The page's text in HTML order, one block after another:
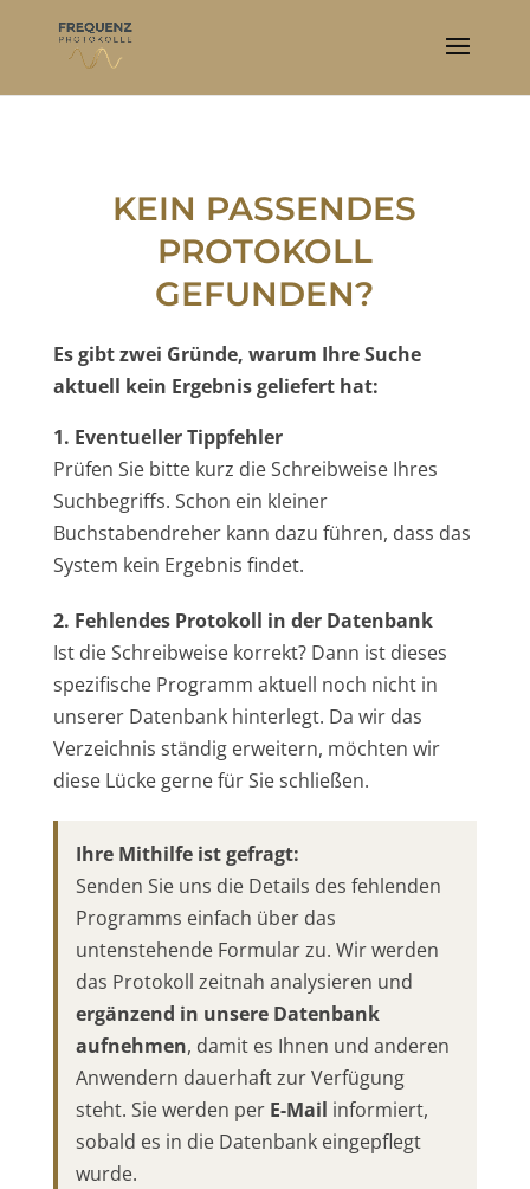
KEIN PASSENDES
PROTOKOLL
GEFUNDEN?
Es gibt zwei Gründe, warum Ihre Suche
aktuell kein Ergebnis geliefert hat:
1. Eventueller Tippfehler
Prüfen Sie bitte kurz die Schreibweise Ihres
Suchbegriffs. Schon ein kleiner
Buchstabendreher kann dazu führen, dass das
System kein Ergebnis findet.
2. Fehlendes Protokoll in der Datenbank
Ist die Schreibweise korrekt? Dann ist dieses
spezifische Programm aktuell noch nicht in
unserer Datenbank hinterlegt. Da wir das
Verzeichnis ständig erweitern, möchten wir
diese Lücke gerne für Sie schließen.
Ihre Mithilfe ist gefragt:
Senden Sie uns die Details des fehlenden
Programms einfach über das
untenstehende Formular zu. Wir werden
das Protokoll zeitnah analysieren und
ergänzend in unsere Datenbank
aufnehmen, damit es Ihnen und anderen
Anwendern dauerhaft zur Verfügung
steht. Sie werden per E-Mail informiert,
sobald es in die Datenbank eingepflegt
wurde.